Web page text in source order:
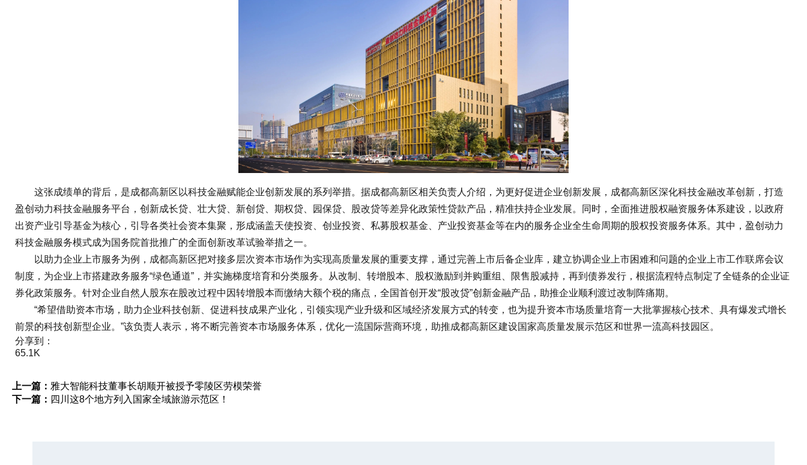
这张成绩单的背后，是成都高新区以科技金融赋能企业创新发展的系列举措。据成都高新区相关负责人介绍，为更好促进企业创新发展，成都高新区深化科技金融改革创新，打造
盈创动力科技金融服务平台，创新成长贷、壮大贷、新创贷、期权贷、园保贷、股改贷等差异化政策性贷款产品，精准扶持企业发展。同时，全面推进股权融资服务体系建设，以政府
出资产业引导基金为核心，引导各类社会资本集聚，形成涵盖天使投资、创业投资、私募股权基金、产业投资基金等在内的服务企业全生命周期的股权投资服务体系。其中，盈创动力
科技金融服务模式成为国务院首批推广的全面创新改革试验举措之一。
以助力企业上市服务为例，成都高新区把对接多层次资本市场作为实现高质量发展的重要支撑，通过完善上市后备企业库，建立协调企业上市困难和问题的企业上市工作联席会议
制度，为企业上市搭建政务服务“绿色通道”，并实施梯度培育和分类服务。从改制、转增股本、股权激励到并购重组、限售股减持，再到债券发行，根据流程特点制定了全链条的企业证
券化政策服务。针对企业自然人股东在股改过程中因转增股本而缴纳大额个税的痛点，全国首创开发“股改贷”创新金融产品，助推企业顺利渡过改制阵痛期。
“希望借助资本市场，助力企业科技创新、促进科技成果产业化，引领实现产业升级和区域经济发展方式的转变，也为提升资本市场质量培育一大批掌握核心技术、具有爆发式增长
前景的科技创新型企业。”该负责人表示，将不断完善资本市场服务体系，优化一流国际营商环境，助推成都高新区建设国家高质量发展示范区和世界一流高科技园区。
分享到：
65.1K
上一篇： 雅大智能科技董事长胡顺开被授予零陵区劳模荣誉
下一篇： 四川这8个地方列入国家全域旅游示范区！